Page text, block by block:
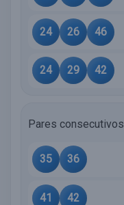
24 26 46
24 29 42
Pares consecutivos
35 36
41 42